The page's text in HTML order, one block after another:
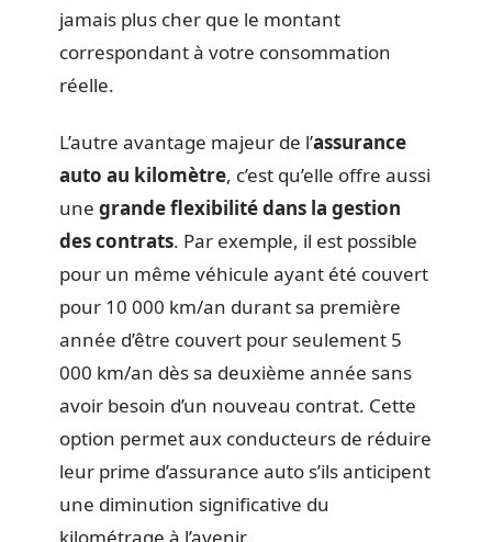
jamais plus cher que le montant
correspondant à votre consommation
réelle.
L’autre avantage majeur de l’assurance
auto au kilomètre, c’est qu’elle offre aussi
une grande flexibilité dans la gestion
des contrats. Par exemple, il est possible
pour un même véhicule ayant été couvert
pour 10 000 km/an durant sa première
année d’être couvert pour seulement 5
000 km/an dès sa deuxième année sans
avoir besoin d’un nouveau contrat. Cette
option permet aux conducteurs de réduire
leur prime d’assurance auto s’ils anticipent
une diminution significative du